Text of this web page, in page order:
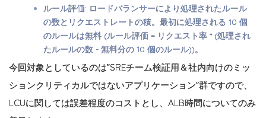
ルール評価: ロードバランサーにより処理されたルール
の数とリクエストレートの積。最初に処理される 10 個
のルールは無料 (ルール評価 = リクエスト率 * (処理され
たルールの数 - 無料分の 10 個のルール))。
今回対象としているのは”SREチーム検証用＆社内向けのミッ
ションクリティカルではないアプリケーション”群ですので、
LCUに関しては誤差程度のコストとし、ALB時間についてのみ